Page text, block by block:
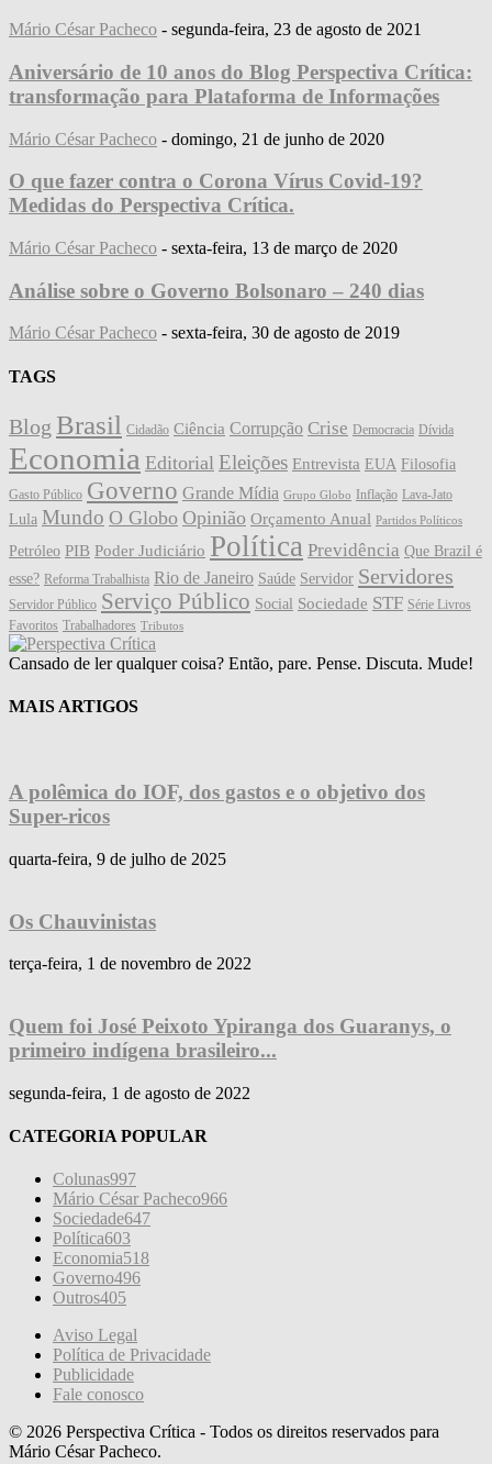
Mário César Pacheco - segunda-feira, 23 de agosto de 2021
Aniversário de 10 anos do Blog Perspectiva Crítica:
transformação para Plataforma de Informações
Mário César Pacheco - domingo, 21 de junho de 2020
O que fazer contra o Corona Vírus Covid-19?
Medidas do Perspectiva Crítica.
Mário César Pacheco - sexta-feira, 13 de março de 2020
Análise sobre o Governo Bolsonaro – 240 dias
Mário César Pacheco - sexta-feira, 30 de agosto de 2019
TAGS
Blog Brasil Cidadão Ciência Corrupção Crise Democracia Dívida
Economia Editorial Eleições Entrevista EUA Filosofia
Gasto Público Governo Grande Mídia Grupo Globo Inflação Lava-Jato
Lula Mundo O Globo Opinião Orçamento Anual Partidos Políticos
Petróleo PIB Poder Judiciário Política Previdência Que Brazil é
esse? Reforma Trabalhista Rio de Janeiro Saúde Servidor Servidores
Servidor Público Serviço Público Social Sociedade STF Série Livros
Favoritos Trabalhadores Tributos
Cansado de ler qualquer coisa? Então, pare. Pense. Discuta. Mude!
MAIS ARTIGOS
A polêmica do IOF, dos gastos e o objetivo dos
Super-ricos
quarta-feira, 9 de julho de 2025
Os Chauvinistas
terça-feira, 1 de novembro de 2022
Quem foi José Peixoto Ypiranga dos Guaranys, o
primeiro indígena brasileiro...
segunda-feira, 1 de agosto de 2022
CATEGORIA POPULAR
Colunas997
Mário César Pacheco966
Sociedade647
Política603
Economia518
Governo496
Outros405
Aviso Legal
Política de Privacidade
Publicidade
Fale conosco
© 2026 Perspectiva Crítica - Todos os direitos reservados para
Mário César Pacheco.